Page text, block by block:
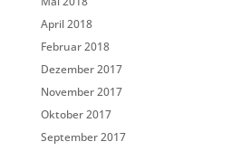
April 2018
Februar 2018
Dezember 2017
November 2017
Oktober 2017
September 2017